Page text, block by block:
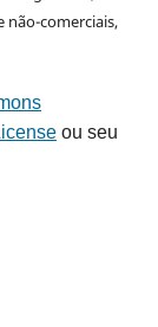
não-comerciais,
ou seu